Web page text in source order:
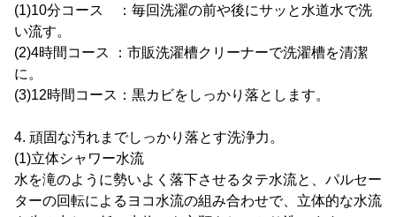
(1)10分コース ：毎回洗濯の前や後にサッと水道水で洗
い流す。
(2)4時間コース ：市販洗濯槽クリーナーで洗濯槽を清潔
に。
(3)12時間コース：黒カビをしっかり落とします。
4. 頑固な汚れまでしっかり落とす洗浄力。
(1)立体シャワー水流
水を滝のように勢いよく落下させるタテ水流と、パルセー
ターの回転によるヨコ水流の組み合わせで、立体的な水流